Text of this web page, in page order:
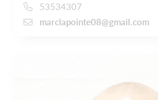
53534307
marclapointe08@gmail.com